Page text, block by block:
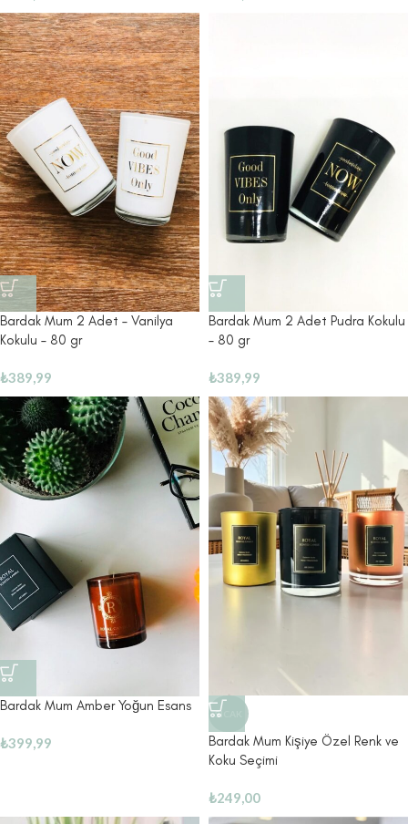
Bardak Mum 2 Adet – Vanilya
Kokulu – 80 gr
₺389,99
Bardak Mum 2 Adet Pudra Kokulu
– 80 gr
₺389,99
Bardak Mum Amber Yoğun Esans
₺399,99
SICAK
Bardak Mum Kişiye Özel Renk ve
Koku Seçimi
₺249,00